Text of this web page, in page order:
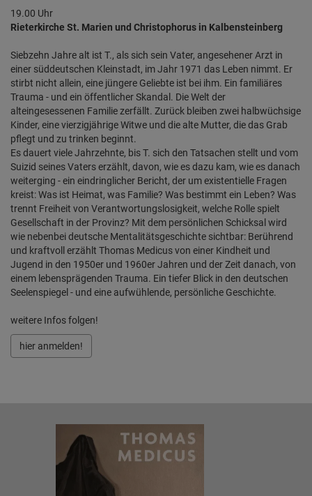
19.00 Uhr
Rieterkirche St. Marien und Christophorus in Kalbensteinberg
Siebzehn Jahre alt ist T., als sich sein Vater, angesehener Arzt in
einer süddeutschen Kleinstadt, im Jahr 1971 das Leben nimmt. Er
stirbt nicht allein, eine jüngere Geliebte ist bei ihm. Ein familiäres
Trauma - und ein öffentlicher Skandal. Die Welt der
alteingesessenen Familie zerfällt. Zurück bleiben zwei halbwüchsige
Kinder, eine vierzigjährige Witwe und die alte Mutter, die das Grab
pflegt und zu trinken beginnt.
Es dauert viele Jahrzehnte, bis T. sich den Tatsachen stellt und vom
Suizid seines Vaters erzählt, davon, wie es dazu kam, wie es danach
weiterging - ein eindringlicher Bericht, der um existentielle Fragen
kreist: Was ist Heimat, was Familie? Was bestimmt ein Leben? Was
trennt Freiheit von Verantwortungslosigkeit, welche Rolle spielt
Gesellschaft in der Provinz? Mit dem persönlichen Schicksal wird
wie nebenbei deutsche Mentalitätsgeschichte sichtbar: Berührend
und kraftvoll erzählt Thomas Medicus von einer Kindheit und
Jugend in den 1950er und 1960er Jahren und der Zeit danach, von
einem lebensprägenden Trauma. Ein tiefer Blick in den deutschen
Seelenspiegel - und eine aufwühlende, persönliche Geschichte.
weitere Infos folgen!
hier anmelden!